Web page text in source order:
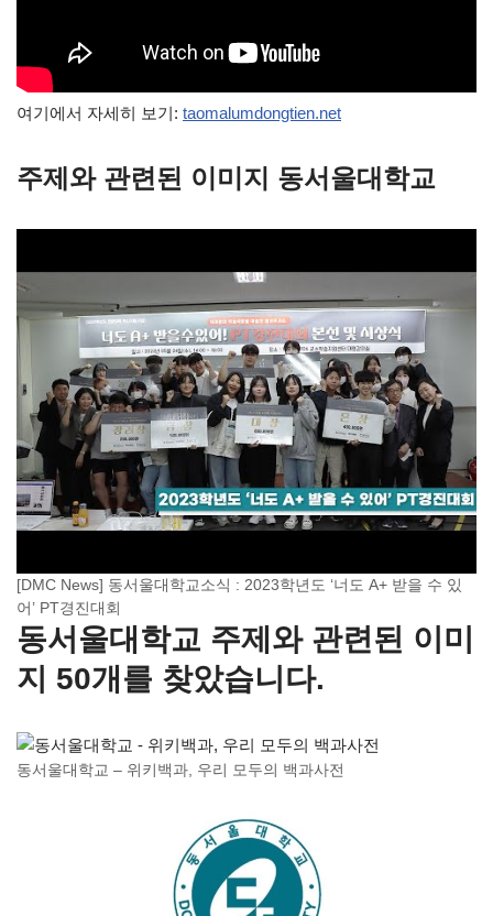
여기에서 자세히 보기: taomalumdongtien.net
주제와 관련된 이미지 동서울대학교
[DMC News] 동서울대학교소식 : 2023학년도 ‘너도 A+ 받을 수 있
어’ PT경진대회
동서울대학교 주제와 관련된 이미
지 50개를 찾았습니다.
동서울대학교 – 위키백과, 우리 모두의 백과사전